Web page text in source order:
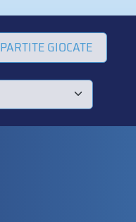
PARTITE GIOCATE